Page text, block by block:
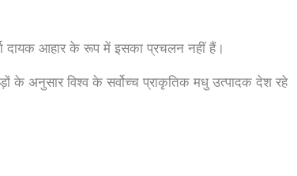
दायक आहार के रूप में इसका प्रचलन नहीं हैं।
के अनुसार विश्व के सर्वोच्च प्राकृतिक मधु उत्पादक देश रहे